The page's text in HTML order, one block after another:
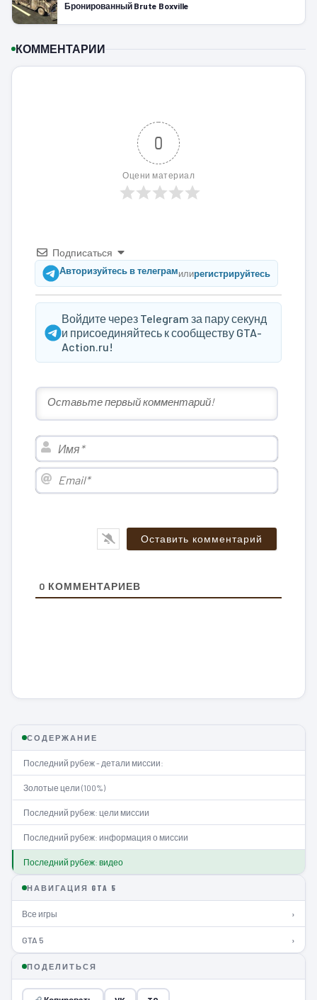
Бронированный Brute Boxville
КОММЕНТАРИИ
0
Оцени материал
Подписаться
Авторизуйтесь в телеграмилирегистрируйтесь
Войдите через Telegram за пару секунд
и присоединяйтесь к сообществу GTA-
Action.ru!
Имя*
Email*
0 КОММЕНТАРИЕВ
СОДЕРЖАНИЕ
Последний рубеж - детали миссии:
Золотые цели (100%)
Последний рубеж: цели миссии
Последний рубеж: информация о миссии
Последний рубеж: видео
НАВИГАЦИЯ GTA 5
Все игры ›
GTA 5 ›
ПОДЕЛИТЬСЯ